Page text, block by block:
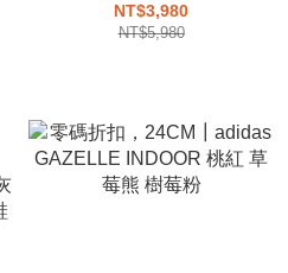
HANDBALL SPEZIAL 黑白
菱格紋 小香風
NT$3,980
NT$5,980